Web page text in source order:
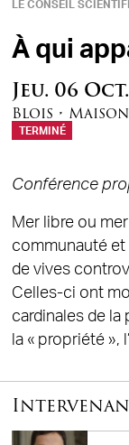
LE CONSEIL
À qui
Jeu. 06 Oct.
Blois •
TERMINÉ
Conférence
Mer libre ou
communauté et
de vives
Celles-ci ont
cardinales de
la « propriété »,